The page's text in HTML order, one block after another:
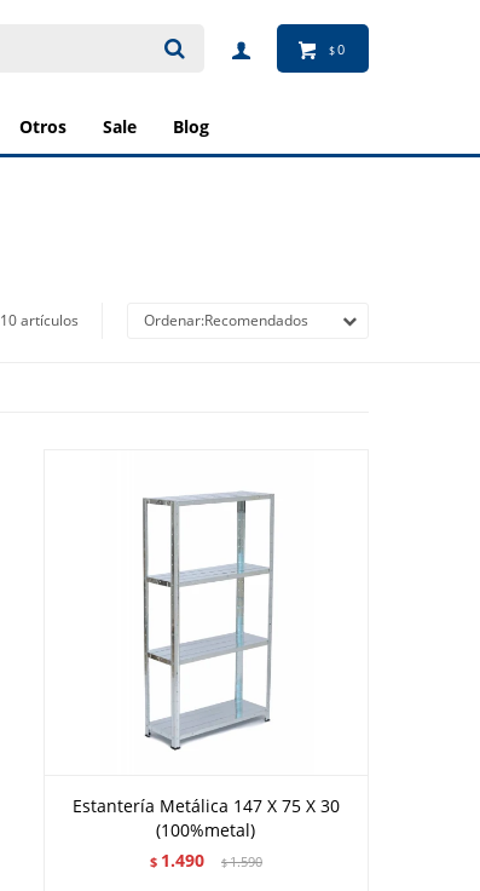
otros sale blog
$0
10 artículos Recomendados
Estantería Metálica 147 X 75 X 30
(100%metal)
$ 1.490 $1.590